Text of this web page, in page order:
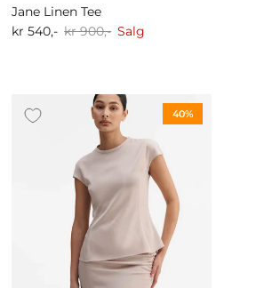
Jane Linen Tee
kr 540,- kr 900,- Salg
40%